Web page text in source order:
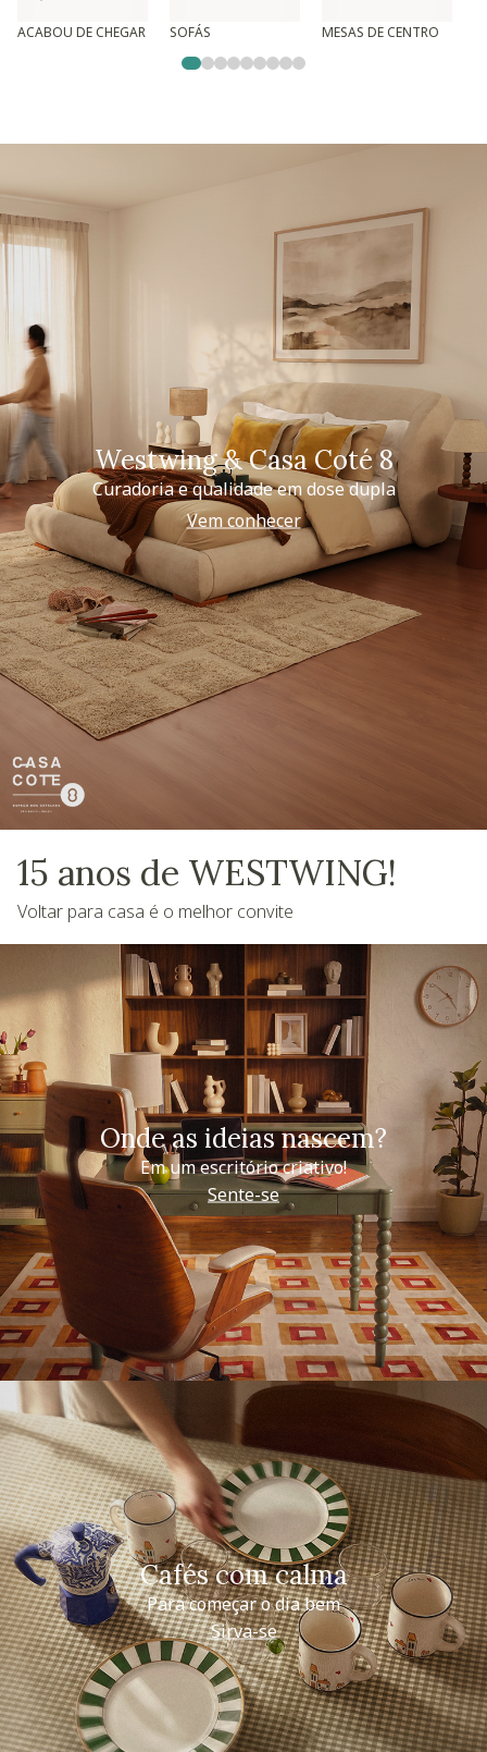
ACABOU DE CHEGAR SOFÁS MESAS DE CENTRO
Westwing & Casa Coté 8
Curadoria e qualidade em dose dupla
Vem conhecer
15 anos de WESTWING!
Voltar para casa é o melhor convite
Onde as ideias nascem?
Em um escritório criativo!
Sente-se
Cafés com calma
Para começar o dia bem
Sirva-se